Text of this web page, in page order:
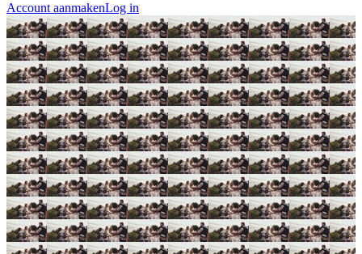
Account aanmakenLog in